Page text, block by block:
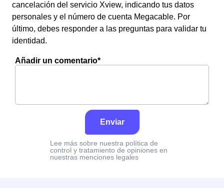
cancelación del servicio Xview, indicando tus datos
personales y el número de cuenta Megacable. Por
último, debes responder a las preguntas para validar tu
identidad.
Añadir un comentario*
Enviar
Lee más sobre nuestra política de
control y tratamiento de opiniones en
nuestras menciones legales